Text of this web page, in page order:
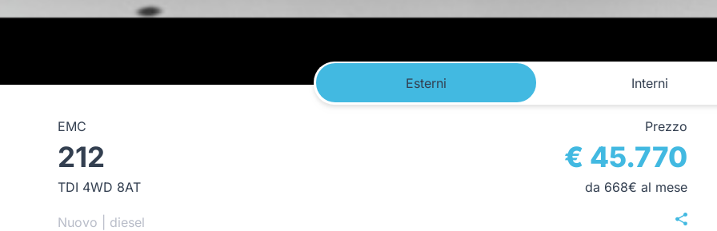
Esterni Interni
EMC
212
TDI 4WD 8AT
Nuovo | diesel
Prezzo
€ 45.770
da 668€ al mese